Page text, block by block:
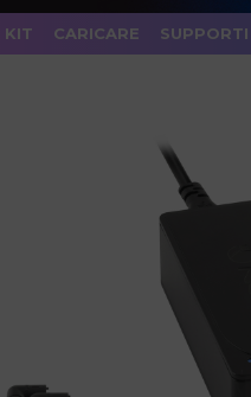
KIT CARICARE SUPPORTI